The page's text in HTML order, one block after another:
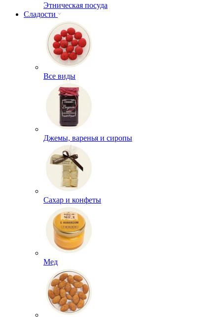
Этническая посуда
Сладости
Все виды
Джемы, варенья и сиропы
Сахар и конфеты
Мед